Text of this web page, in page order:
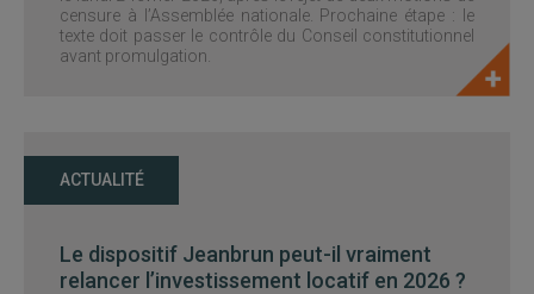
censure à l’Assemblée nationale. Prochaine étape : le
texte doit passer le contrôle du Conseil constitutionnel
avant promulgation.
ACTUALITÉ
Le dispositif Jeanbrun peut-il vraiment
relancer l’investissement locatif en 2026 ?